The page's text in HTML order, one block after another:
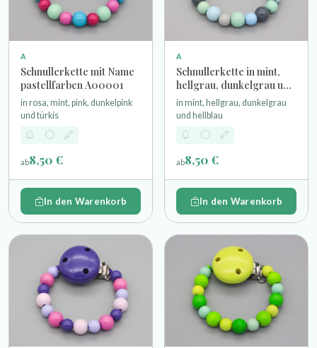
A
Schnullerkette mit Name
pastellfarben A00001
in rosa, mint, pink, dunkelpink
und türkis
ab8,50 €
In den Warenkorb
A
Schnullerkette in mint,
hellgrau, dunkelgrau und
hellblau
in mint, hellgrau, dunkelgrau
und hellblau
ab8,50 €
In den Warenkorb